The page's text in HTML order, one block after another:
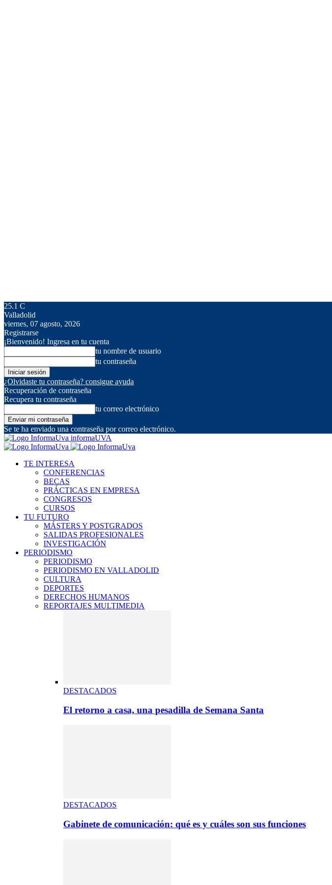
25.1 C
Valladolid
viernes, 07 agosto, 2026
Registrarse
¡Bienvenido! Ingresa en tu cuenta
tu nombre de usuario
tu contraseña
¿Olvidaste tu contraseña? consigue ayuda
Recuperación de contraseña
Recupera tu contraseña
tu correo electrónico
Se te ha enviado una contraseña por correo electrónico.
informaUVA
TE INTERESA
CONFERENCIAS
BECAS
PRÁCTICAS EN EMPRESA
CONGRESOS
CURSOS
TU FUTURO
MÁSTERS Y POSTGRADOS
SALIDAS PROFESIONALES
INVESTIGACIÓN
PERIODISMO
PERIODISMO
PERIODISMO EN VALLADOLID
CULTURA
DEPORTES
DERECHOS HUMANOS
REPORTAJES MULTIMEDIA
DESTACADOS
El retorno a casa, una pesadilla de Semana Santa
DESTACADOS
Gabinete de comunicación: qué es y cuáles son sus funciones